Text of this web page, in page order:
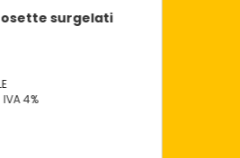
surgelati
IVA 4%